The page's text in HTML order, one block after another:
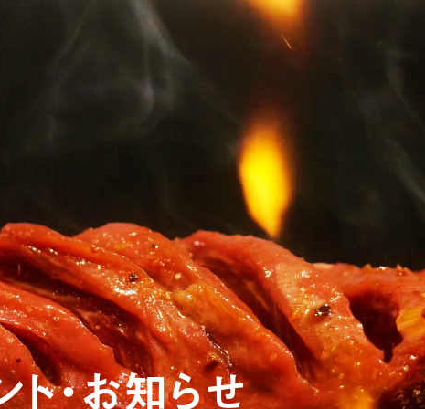
ト・お知らせ